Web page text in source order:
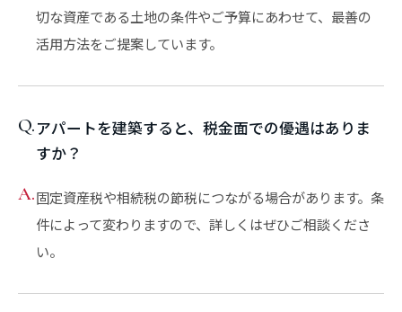
切な資産である土地の条件やご予算にあわせて、最善の
活用方法をご提案しています。
Q.アパートを建築すると、税金面での優遇はありま
すか？
A.固定資産税や相続税の節税につながる場合があります。条
件によって変わりますので、詳しくはぜひご相談くださ
い。